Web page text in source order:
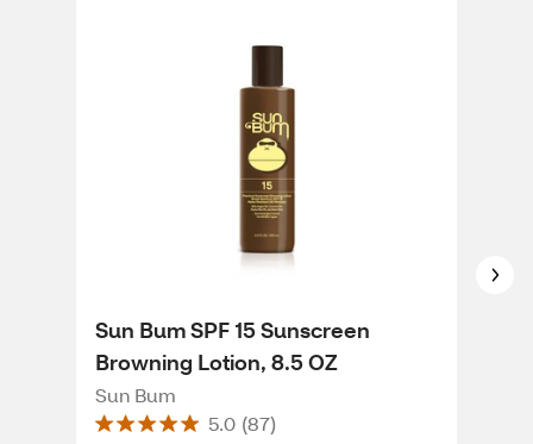
Sun Bum SPF 15 Sunscreen
Browning Lotion, 8.5 OZ
Sun Bum
5.0 (87)